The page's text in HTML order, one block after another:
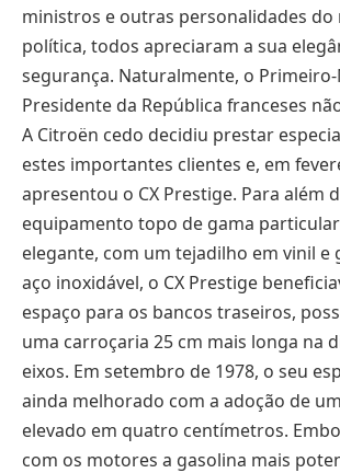
ministros e outras personalidades do
política, todos apreciaram a sua
segurança. Naturalmente, o
Presidente da República franceses
A Citroën cedo decidiu prestar
estes importantes clientes e, em
apresentou o CX Prestige. Para além
equipamento topo de gama
elegante, com um tejadilho em vinil e
aço inoxidável, o CX Prestige
espaço para os bancos traseiros,
uma carroçaria 25 cm mais longa na
eixos. Em setembro de 1978, o seu
ainda melhorado com a adoção de
elevado em quatro centímetros.
com os motores a gasolina mais